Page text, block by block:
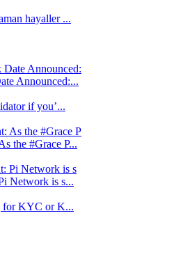
hayaller ...
Announced:...
if you’...
the #Grace P...
Network is s...
for KYC or K...